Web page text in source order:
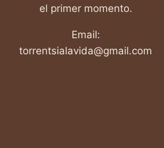
el primer momento.
Email:
torrentsialavida@gmail.com